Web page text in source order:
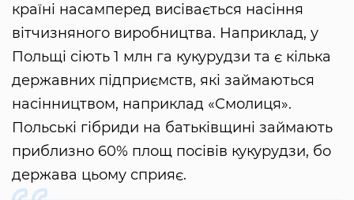
країні насамперед висівається насіння
вітчизняного виробництва. Наприклад, у
Польщі сіють 1 млн га кукурудзи та є кілька
державних підприємств, які займаються
насінництвом, наприклад «Смолиця».
Польські гібриди на батьківщині займають
приблизно 60% площ посівів кукурудзи, бо
держава цьому сприяє.